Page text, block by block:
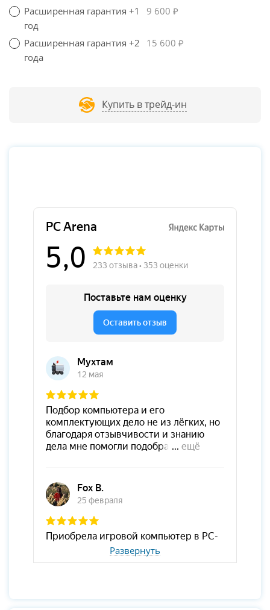
Расширенная гарантия +1
год
9 600 ₽
Расширенная гарантия +2
года
15 600 ₽
Купить в трейд-ин
Развернуть